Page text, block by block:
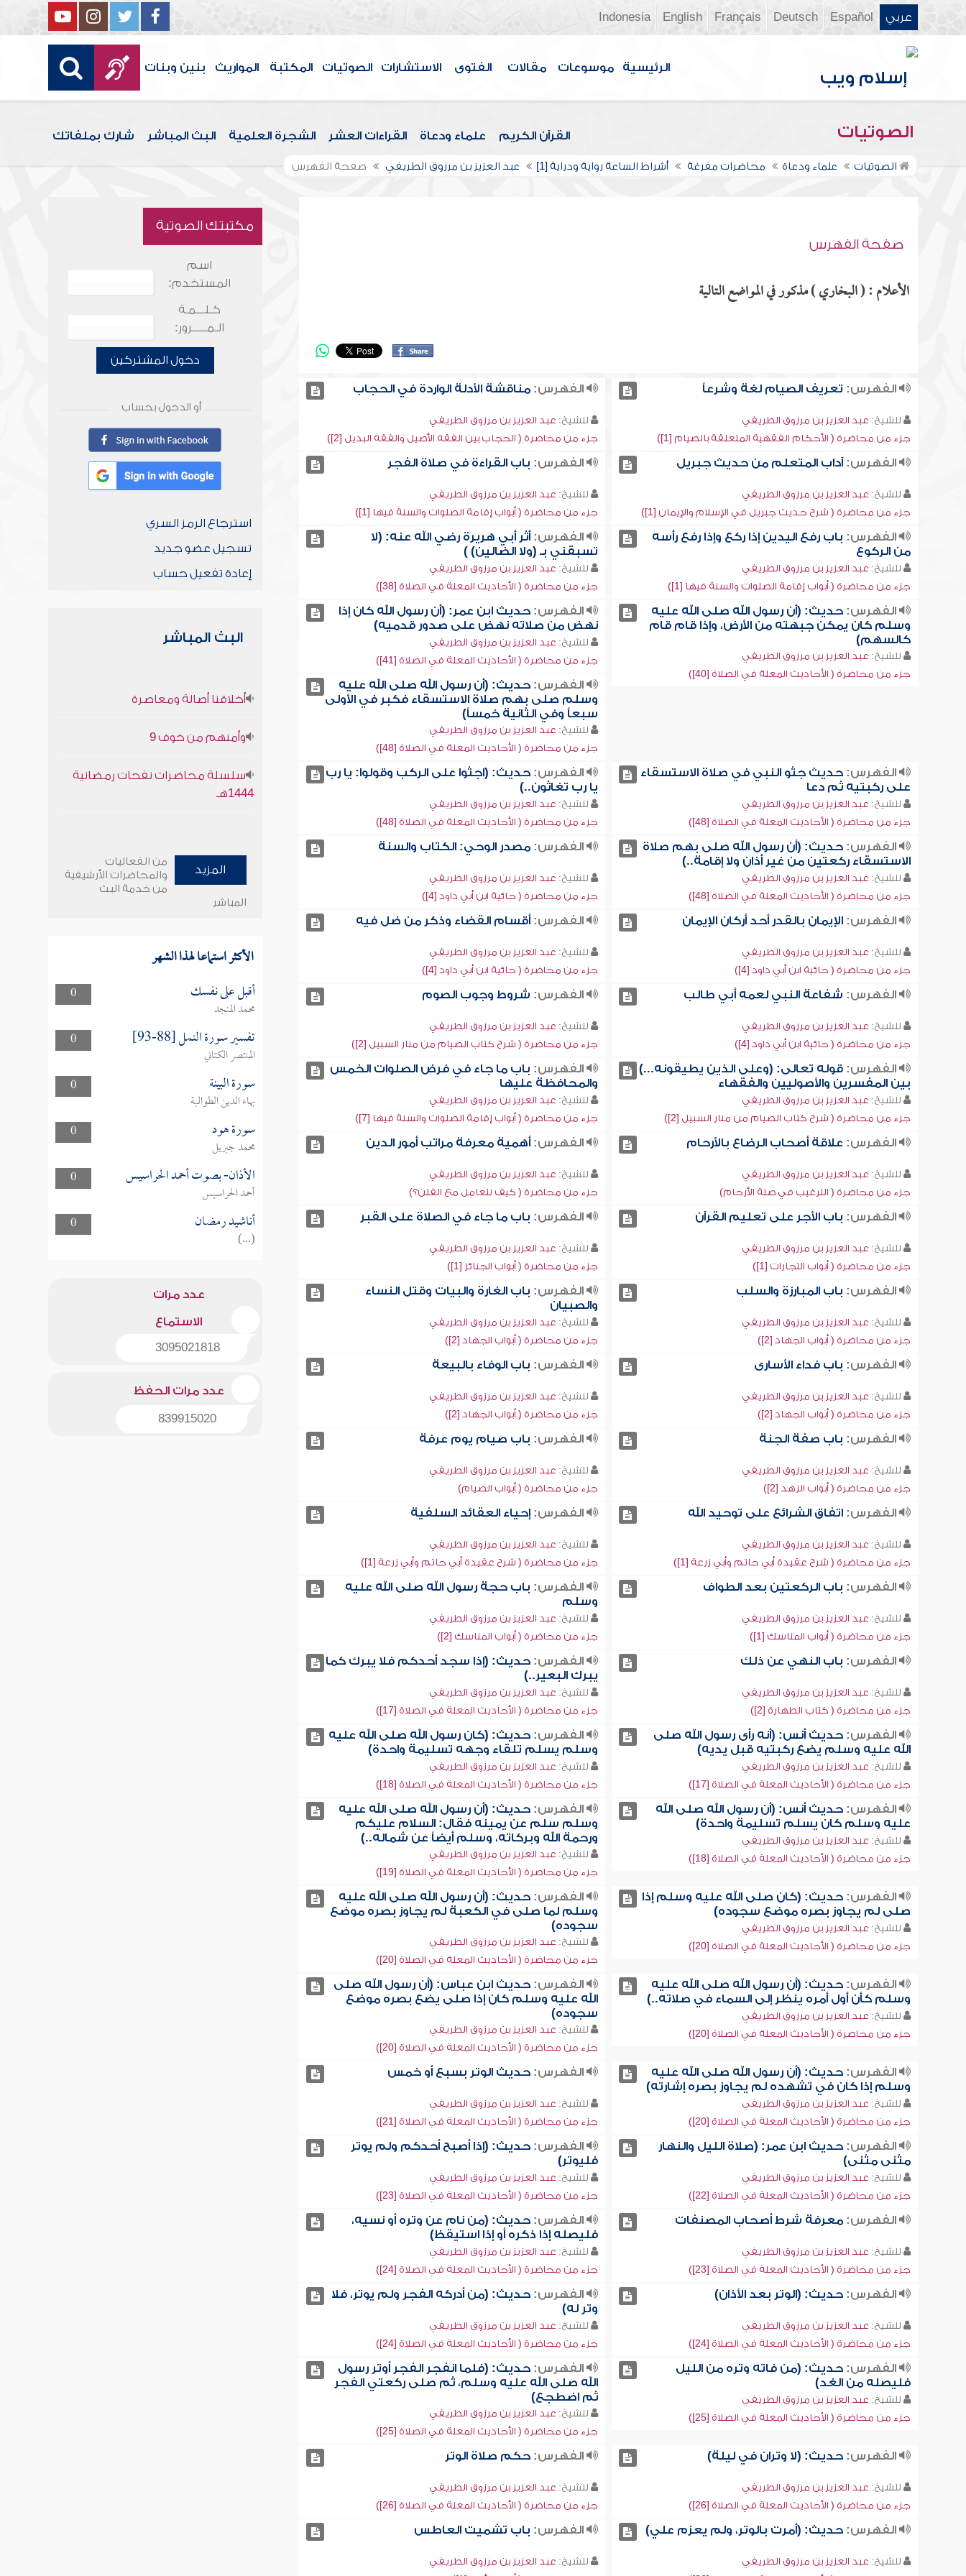
عربي Español
Deutsch
Français
English
Indonesia
الرئيسية موسوعات مقالات الفتوى الاستشارات الصوتيات المكتبة المواريث بنين وبنات
الصوتيات القرآن الكريم علماء ودعاة القراءات العشر الشجرة العلمية البث المباشر شارك بملفاتك
الصوتيات علماء ودعاة محاضرات مفرغة أشراط الساعة رواية ودراية [1] عبد العزيز بن مرزوق الطريفي صفحة الفهرس
صفحة الفهرس
الأعلام : ( البخاري ) مذكور في المواضع التالية
الفهرس: تعريف الصيام لغة وشرعاً
للشيخ: عبد العزيز بن مرزوق الطريفي
جزء من محاضرة ( الأحكام الفقهية المتعلقة بالصيام [1])
الفهرس: مناقشة الأدلة الواردة في الحجاب
للشيخ: عبد العزيز بن مرزوق الطريفي
جزء من محاضرة ( الحجاب بين الفقه الأصيل والفقه البديل [2])
الفهرس:آداب المتعلم من حديث جبريل
للشيخ: عبد العزيز بن مرزوق الطريفي
جزء من محاضرة ( شرح حديث جبريل في الإسلام والإيمان [1])
الفهرس: باب القراءة في صلاة الفجر
للشيخ: عبد العزيز بن مرزوق الطريفي
جزء من محاضرة ( أبواب إقامة الصلوات والسنة فيها [1])
الفهرس: باب رفع اليدين إذا ركع وإذا رفع رأسه
من الركوع
للشيخ: عبد العزيز بن مرزوق الطريفي
جزء من محاضرة ( أبواب إقامة الصلوات والسنة فيها [1])
الفهرس: أثر أبي هريرة رضي الله عنه: (لا
تسبقني بـ (ولا الضالين) )
للشيخ: عبد العزيز بن مرزوق الطريفي
جزء من محاضرة ( الأحاديث المعلة في الصلاة [38])
الفهرس:حديث: (أن رسول الله صلى الله عليه
وسلم كان يمكن جبهته من الأرض، وإذا قام قام
كالسهم)
للشيخ: عبد العزيز بن مرزوق الطريفي
جزء من محاضرة ( الأحاديث المعلة في الصلاة [40])
الفهرس: حديث ابن عمر: (أن رسول الله كان إذا
نهض من صلاته نهض على صدور قدميه)
للشيخ: عبد العزيز بن مرزوق الطريفي
جزء من محاضرة ( الأحاديث المعلة في الصلاة [41])
الفهرس: حديث: (أن رسول الله صلى الله عليه
وسلم صلى بهم صلاة الاستسقاء فكبر في الأولى
سبعاً وفي الثانية خمساً)
للشيخ: عبد العزيز بن مرزوق الطريفي
جزء من محاضرة ( الأحاديث المعلة في الصلاة [48])
الفهرس:حديث جثو النبي في صلاة الاستسقاء
على ركبتيه ثم دعا
للشيخ: عبد العزيز بن مرزوق الطريفي
جزء من محاضرة ( الأحاديث المعلة في الصلاة [48])
الفهرس: حديث: (اجثوا على الركب وقولوا: يا رب
يا رب تغاثون..)
للشيخ: عبد العزيز بن مرزوق الطريفي
جزء من محاضرة ( الأحاديث المعلة في الصلاة [48])
الفهرس:حديث: (أن رسول الله صلى بهم صلاة
الاستسقاء ركعتين من غير أذان ولا إقامة..)
للشيخ: عبد العزيز بن مرزوق الطريفي
جزء من محاضرة ( الأحاديث المعلة في الصلاة [48])
الفهرس: مصدر الوحي: الكتاب والسنة
للشيخ: عبد العزيز بن مرزوق الطريفي
جزء من محاضرة ( حائية ابن أبي داود [4])
الفهرس:الإيمان بالقدر أحد أركان الإيمان
للشيخ: عبد العزيز بن مرزوق الطريفي
جزء من محاضرة ( حائية ابن أبي داود [4])
الفهرس: أقسام القضاء وذكر من ضل فيه
للشيخ: عبد العزيز بن مرزوق الطريفي
جزء من محاضرة ( حائية ابن أبي داود [4])
الفهرس: شفاعة النبي لعمه أبي طالب
للشيخ: عبد العزيز بن مرزوق الطريفي
جزء من محاضرة ( حائية ابن أبي داود [4])
الفهرس: شروط وجوب الصوم
للشيخ: عبد العزيز بن مرزوق الطريفي
جزء من محاضرة ( شرح كتاب الصيام من منار السبيل [2])
الفهرس:قوله تعالى: (وعلى الذين يطيقونه...)
بين المفسرين والأصوليين والفقهاء
للشيخ: عبد العزيز بن مرزوق الطريفي
جزء من محاضرة ( شرح كتاب الصيام من منار السبيل [2])
الفهرس: باب ما جاء في فرض الصلوات الخمس
والمحافظة عليها
للشيخ: عبد العزيز بن مرزوق الطريفي
جزء من محاضرة ( أبواب إقامة الصلوات والسنة فيها [7])
الفهرس: علاقة أصحاب الرضاع بالأرحام
للشيخ: عبد العزيز بن مرزوق الطريفي
جزء من محاضرة ( الترغيب في صلة الأرحام)
الفهرس: أهمية معرفة مراتب أمور الدين
للشيخ: عبد العزيز بن مرزوق الطريفي
جزء من محاضرة ( كيف نتعامل مع الفتن؟)
الفهرس: باب الأجر على تعليم القرآن
للشيخ: عبد العزيز بن مرزوق الطريفي
جزء من محاضرة ( أبواب التجارات [1])
الفهرس: باب ما جاء في الصلاة على القبر
للشيخ: عبد العزيز بن مرزوق الطريفي
جزء من محاضرة ( أبواب الجنائز [1])
الفهرس: باب المبارزة والسلب
للشيخ: عبد العزيز بن مرزوق الطريفي
جزء من محاضرة ( أبواب الجهاد [2])
الفهرس: باب الغارة والبيات وقتل النساء
والصبيان
للشيخ: عبد العزيز بن مرزوق الطريفي
جزء من محاضرة ( أبواب الجهاد [2])
الفهرس: باب فداء الأسارى
للشيخ: عبد العزيز بن مرزوق الطريفي
جزء من محاضرة ( أبواب الجهاد [2])
الفهرس: باب الوفاء بالبيعة
للشيخ: عبد العزيز بن مرزوق الطريفي
جزء من محاضرة ( أبواب الجهاد [2])
الفهرس: باب صفة الجنة
للشيخ: عبد العزيز بن مرزوق الطريفي
جزء من محاضرة ( أبواب الزهد [2])
الفهرس: باب صيام يوم عرفة
للشيخ: عبد العزيز بن مرزوق الطريفي
جزء من محاضرة ( أبواب الصيام)
الفهرس:اتفاق الشرائع على توحيد الله
للشيخ: عبد العزيز بن مرزوق الطريفي
جزء من محاضرة ( شرح عقيدة أبي حاتم وأبي زرعة [1])
الفهرس: إحياء العقائد السلفية
للشيخ: عبد العزيز بن مرزوق الطريفي
جزء من محاضرة ( شرح عقيدة أبي حاتم وأبي زرعة [1])
الفهرس: باب الركعتين بعد الطواف
للشيخ: عبد العزيز بن مرزوق الطريفي
جزء من محاضرة ( أبواب المناسك [1])
الفهرس: باب حجة رسول الله صلى الله عليه
وسلم
للشيخ: عبد العزيز بن مرزوق الطريفي
جزء من محاضرة ( أبواب المناسك [2])
الفهرس: باب النهي عن ذلك
للشيخ: عبد العزيز بن مرزوق الطريفي
جزء من محاضرة ( كتاب الطهارة [2])
الفهرس: حديث: (إذا سجد أحدكم فلا يبرك كما
يبرك البعير..)
للشيخ: عبد العزيز بن مرزوق الطريفي
جزء من محاضرة ( الأحاديث المعلة في الصلاة [17])
الفهرس:حديث أنس: (أنه رأى رسول الله صلى
الله عليه وسلم يضع ركبتيه قبل يديه)
للشيخ: عبد العزيز بن مرزوق الطريفي
جزء من محاضرة ( الأحاديث المعلة في الصلاة [17])
الفهرس: حديث: (كان رسول الله صلى الله عليه
وسلم يسلم تلقاء وجهه تسليمة واحدة)
للشيخ: عبد العزيز بن مرزوق الطريفي
جزء من محاضرة ( الأحاديث المعلة في الصلاة [18])
الفهرس:حديث أنس: (أن رسول الله صلى الله
عليه وسلم كان يسلم تسليمة واحدة)
للشيخ: عبد العزيز بن مرزوق الطريفي
جزء من محاضرة ( الأحاديث المعلة في الصلاة [18])
الفهرس: حديث: (أن رسول الله صلى الله عليه
وسلم سلم عن يمينه فقال: السلام عليكم
ورحمة الله وبركاته، وسلم أيضاً عن شماله..)
للشيخ: عبد العزيز بن مرزوق الطريفي
جزء من محاضرة ( الأحاديث المعلة في الصلاة [19])
الفهرس:حديث: (كان صلى الله عليه وسلم إذا
صلى لم يجاوز بصره موضع سجوده)
للشيخ: عبد العزيز بن مرزوق الطريفي
جزء من محاضرة ( الأحاديث المعلة في الصلاة [20])
الفهرس: حديث: (أن رسول الله صلى الله عليه
وسلم لما صلى في الكعبة لم يجاوز بصره موضع
سجوده)
للشيخ: عبد العزيز بن مرزوق الطريفي
جزء من محاضرة ( الأحاديث المعلة في الصلاة [20])
الفهرس:حديث: (أن رسول الله صلى الله عليه
وسلم كأن أول أمره ينظر إلى السماء في صلاته..)
للشيخ: عبد العزيز بن مرزوق الطريفي
جزء من محاضرة ( الأحاديث المعلة في الصلاة [20])
الفهرس: حديث ابن عباس: (أن رسول الله صلى
الله عليه وسلم كان إذا صلى يضع بصره موضع
سجوده)
للشيخ: عبد العزيز بن مرزوق الطريفي
جزء من محاضرة ( الأحاديث المعلة في الصلاة [20])
الفهرس:حديث: (أن رسول الله صلى الله عليه
وسلم إذا كان في تشهده لم يجاوز بصره إشارته)
للشيخ: عبد العزيز بن مرزوق الطريفي
جزء من محاضرة ( الأحاديث المعلة في الصلاة [20])
الفهرس: حديث الوتر بسبع أو خمس
للشيخ: عبد العزيز بن مرزوق الطريفي
جزء من محاضرة ( الأحاديث المعلة في الصلاة [21])
الفهرس:حديث ابن عمر: (صلاة الليل والنهار
مثنى مثنى)
للشيخ: عبد العزيز بن مرزوق الطريفي
جزء من محاضرة ( الأحاديث المعلة في الصلاة [22])
الفهرس: حديث: (إذا أصبح أحدكم ولم يوتر
فليوتر)
للشيخ: عبد العزيز بن مرزوق الطريفي
جزء من محاضرة ( الأحاديث المعلة في الصلاة [23])
الفهرس:معرفة شرط أصحاب المصنفات
للشيخ: عبد العزيز بن مرزوق الطريفي
جزء من محاضرة ( الأحاديث المعلة في الصلاة [23])
الفهرس: حديث: (من نام عن وتره أو نسيه،
فليصله إذا ذكره أو إذا استيقظ)
للشيخ: عبد العزيز بن مرزوق الطريفي
جزء من محاضرة ( الأحاديث المعلة في الصلاة [24])
الفهرس:حديث: (الوتر بعد الأذان)
للشيخ: عبد العزيز بن مرزوق الطريفي
جزء من محاضرة ( الأحاديث المعلة في الصلاة [24])
الفهرس: حديث: (من أدركه الفجر ولم يوتر، فلا
وتر له)
للشيخ: عبد العزيز بن مرزوق الطريفي
جزء من محاضرة ( الأحاديث المعلة في الصلاة [24])
الفهرس:حديث: (من فاته وتره من الليل
فليصله من الغد)
للشيخ: عبد العزيز بن مرزوق الطريفي
جزء من محاضرة ( الأحاديث المعلة في الصلاة [25])
الفهرس: حديث: (فلما انفجر الفجر أوتر رسول
الله صلى الله عليه وسلم، ثم صلى ركعتي الفجر
ثم اضطجع)
للشيخ: عبد العزيز بن مرزوق الطريفي
جزء من محاضرة ( الأحاديث المعلة في الصلاة [25])
الفهرس:حديث: (لا وتران في ليلة)
للشيخ: عبد العزيز بن مرزوق الطريفي
جزء من محاضرة ( الأحاديث المعلة في الصلاة [26])
الفهرس: حكم صلاة الوتر
للشيخ: عبد العزيز بن مرزوق الطريفي
جزء من محاضرة ( الأحاديث المعلة في الصلاة [26])
الفهرس:حديث: (أمرت بالوتر، ولم يعزم علي)
للشيخ: عبد العزيز بن مرزوق الطريفي
الفهرس: باب تشميت العاطس
للشيخ: عبد العزيز بن مرزوق الطريفي
مكتبتك الصوتية
اسم
المستخدم:
كـلـــمـة
الـمـــــرور:
دخول المشتركين
أو الدخول بحساب
استرجاع الرمز السري
تسجيل عضو جديد
إعادة تفعيل حساب
البث المباشر
أخلاقنا أصالة ومعاصرة
وأمنهم من خوف 9
سلسلة محاضرات نفحات رمضانية
1444هـ
المزيد
من الفعاليات
والمحاضرات الأرشيفية
من خدمة البث
المباشر
الأكثر استماعا لهذا الشهر
0 أقبل على نفسك
محمد المنجد
0
تفسير سورة النمل [88-93]
المنتصر الكتاني
0
سورة البينة
بهاء الدين الطوالبة
0
سورة هود
محمد جبريل
0
الأذان- بصوت أحمد الحراسيس
أحمد الحراسيس
0
أناشيد رمضان
(...)
عدد مرات
الاستماع
3095021818
عدد مرات الحفظ
839915020